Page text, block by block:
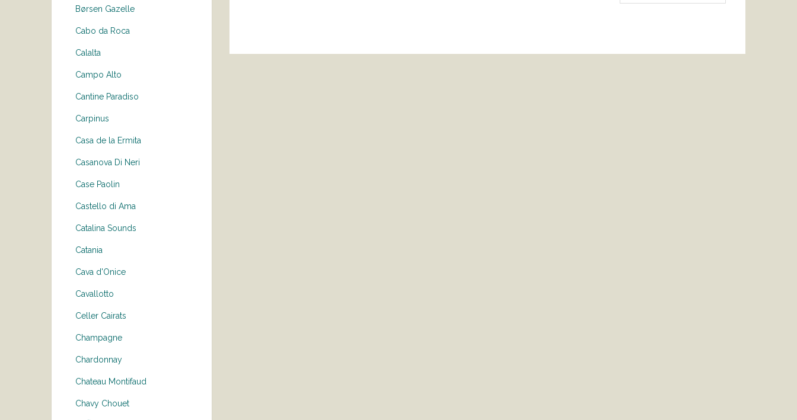
Børsen Gazelle
Cabo da Roca
Calalta
Campo Alto
Cantine Paradiso
Carpinus
Casa de la Ermita
Casanova Di Neri
Case Paolin
Castello di Ama
Catalina Sounds
Catania
Cava d'Onice
Cavallotto
Celler Cairats
Champagne
Chardonnay
Chateau Montifaud
Chavy Chouet